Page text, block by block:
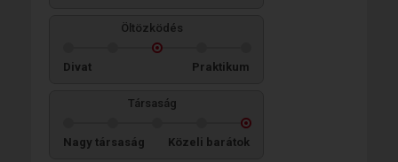
Öltözködés
Divat Praktikum
Társaság
Nagy társaság Közeli barátok